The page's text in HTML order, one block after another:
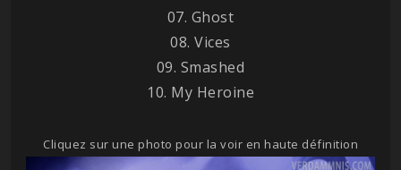
07. Ghost
08. Vices
09. Smashed
10. My Heroine
Cliquez sur une photo pour la voir en haute définition